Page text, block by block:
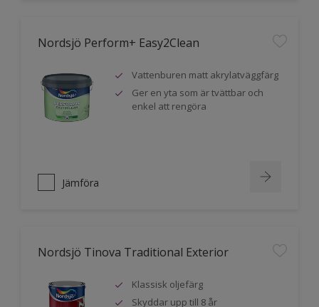
Nordsjö Perform+ Easy2Clean
Vattenburen matt akrylatväggfärg
Ger en yta som är tvättbar och
enkel att rengöra
Jämföra
Nordsjö Tinova Traditional Exterior
Klassisk oljefärg
Skyddar upp till 8 år